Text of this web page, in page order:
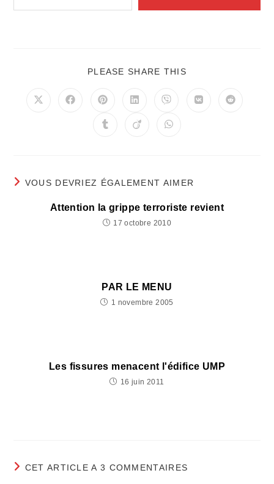
PLEASE SHARE THIS
Ouvrir
Ouvrir
Ouvrir
une
autre
Ouvrir
une
autre
Ouvrir
une
autre
Ouvrir
Ouvrir
Ouvrir
Ouvrir
Ouvrir
VOUS DEVRIEZ ÉGALEMENT AIMER
Attention la grippe terroriste revient
17 octobre 2010
PAR LE MENU
1 novembre 2005
Les fissures menacent l'édifice UMP
16 juin 2011
CET ARTICLE A 3 COMMENTAIRES